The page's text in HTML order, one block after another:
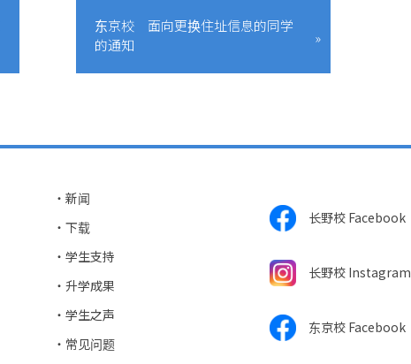
东京校 面向更换住址信息的同学
的通知
・新闻
・下载
・学生支持
・升学成果
・学生之声
・常见问题
长野校 Facebook
长野校 Instagram
东京校 Facebook